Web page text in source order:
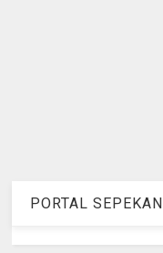
PORTAL SEPEKAN